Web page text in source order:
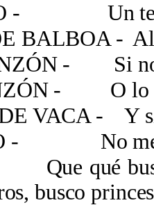
- Un
BALBOA -
- Si no
- O lo
VACA - Y si
- No me
Que qué
busco